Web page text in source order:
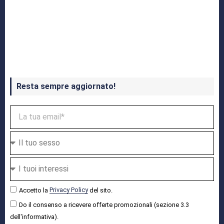
Resta sempre aggiornato!
Accetto la Privacy Policydel sito.
Do il consenso a ricevere offerte promozionali (sezione 3.3
dell'informativa).